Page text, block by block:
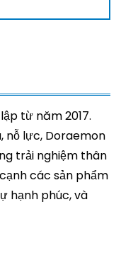
từ năm 2017.
nỗ lực, Doraemon
trải nghiệm thân
các sản phẩm
hạnh phúc, và